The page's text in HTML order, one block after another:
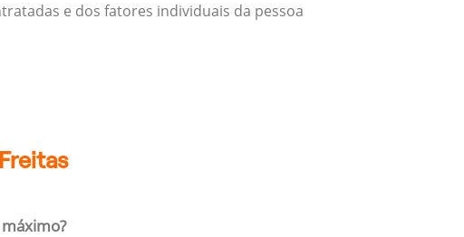
e dos fatores individuais da pessoa